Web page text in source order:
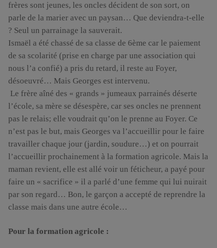
frères sont jeunes, les oncles décident de son sort, on
parle de la marier avec un paysan… Que deviendra-t-elle
? Seul un parrainage la sauverait.
Ismaël a été chassé de sa classe de 6ème car le paiement
de sa scolarité (prise en charge par une association qui
nous l’a confié) a pris du retard, il reste au Foyer,
désoeuvré… Mais Georges est intervenu.
Le frère aîné des « grands » jumeaux parrainés déserte
l’école, sa mère se désespère, car ses oncles ne prennent
pas le relais; elle voudrait qu’on le prenne au Foyer. Ce
n’est pas le but, mais Georges va l’accueillir pour le faire
travailler chaque jour (jardin, soudure…) et on pourrait
l’accueillir prochainement à la formation agricole. Mais la
maman revient, elle est allé voir un féticheur, a payé pour
faire un « sacrifice » il a parlé d’une femme qui lui nuirait
par son regard… Bon, le garçon a accepté de reprendre la
classe mais dans une autre école…
Pour la formation agricole :